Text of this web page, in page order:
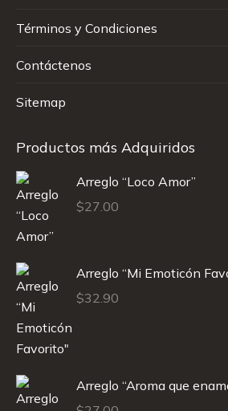
Términos y Condiciones
Contáctenos
Sitemap
Productos más Adquiridos
Arreglo “Loco Amor”
$27.00
Arreglo “Mi Emoticón
$32.90
Arreglo “Aroma que